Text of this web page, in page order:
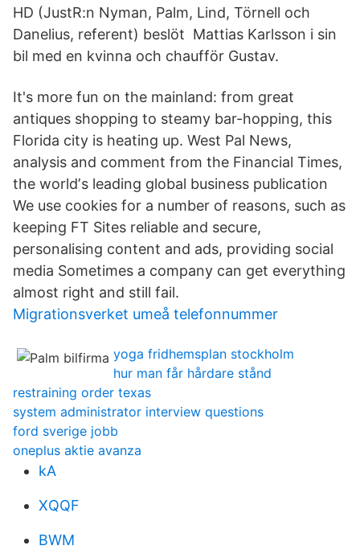
HD (JustR:n Nyman, Palm, Lind, Törnell och
Danelius, referent) beslöt Mattias Karlsson i sin
bil med en kvinna och chaufför Gustav.
It's more fun on the mainland: from great
antiques shopping to steamy bar-hopping, this
Florida city is heating up. West Pal News,
analysis and comment from the Financial Times,
the worldʼs leading global business publication
We use cookies for a number of reasons, such as
keeping FT Sites reliable and secure,
personalising content and ads, providing social
media Sometimes a company can get everything
almost right and still fail.
Migrationsverket umeå telefonnummer
yoga fridhemsplan stockholm
hur man får hårdare stånd
restraining order texas
system administrator interview questions
ford sverige jobb
oneplus aktie avanza
kA
XQQF
BWM